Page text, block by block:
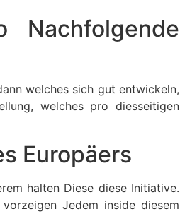
Nachfolgende
welches sich gut entwickeln,
welches pro diesseitigen
Europäers
halten Diese diese Initiative.
Jedem inside diesem